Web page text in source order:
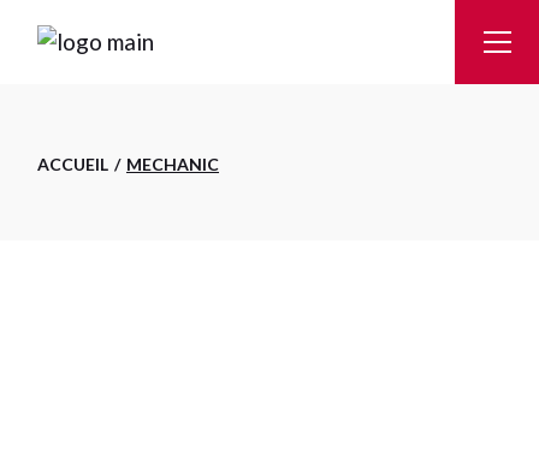
contenu
ACCUEIL MECHANIC